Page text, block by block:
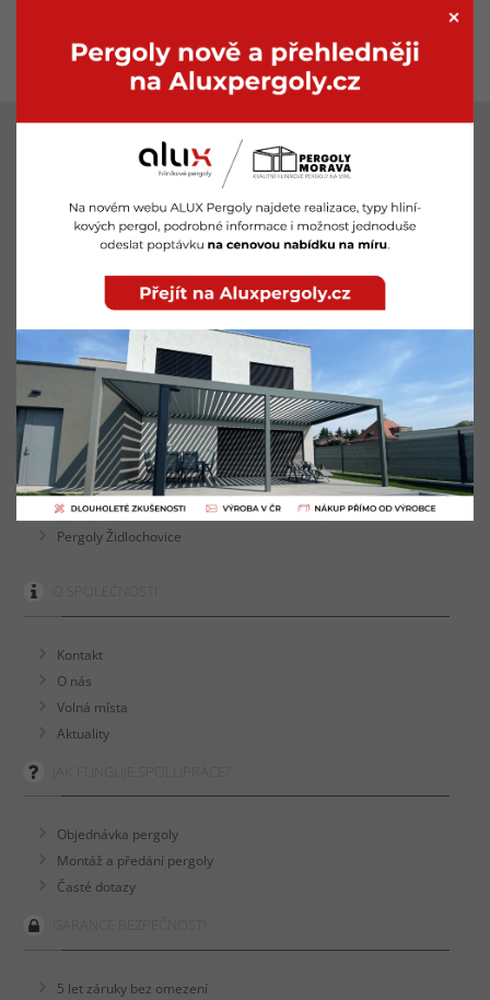
Pergoly Znojmo
Pergoly Břeclav
Pergoly Brno
Pergoly Hodonín
Pergoly Kuřim
Pergoly Zlín
Pergoly Vyškov
Pergoly Blansko
Pergoly Kyjov
Pergoly Tišnov
Pergoly Mikulov
Pergoly Ivančice
Pergoly Židlochovice
O SPOLEČNOSTI
Kontakt
O nás
Volná místa
Aktuality
JAK FUNGUJE SPOLUPRÁCE?
Objednávka pergoly
Montáž a předání pergoly
Časté dotazy
GARANCE BEZPEČNOSTI
5 let záruky bez omezení